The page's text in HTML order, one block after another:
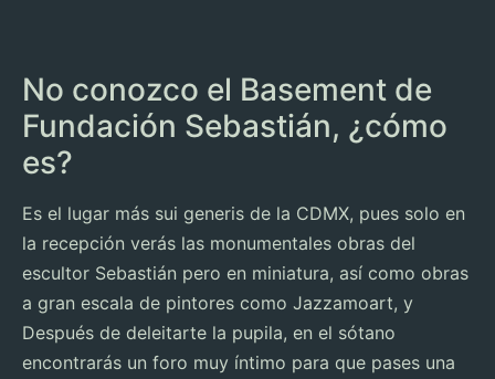
No conozco el Basement de
Fundación Sebastián, ¿cómo
es?
Es el lugar más sui generis de la CDMX, pues solo en
la recepción verás las monumentales obras del
escultor Sebastián pero en miniatura, así como obras
a gran escala de pintores como Jazzamoart, y
Después de deleitarte la pupila, en el sótano
encontrarás un foro muy íntimo para que pases una